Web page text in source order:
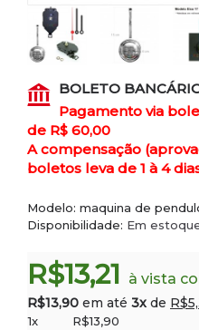
BOLETO
Pagamento via
de R$ 60,00
A compensação
boletos leva de 1 à 4
Modelo: maquina de
Disponibilidade: Em
R$13,21 à vista
R$13,90 em até 3x de
1x R$13,90